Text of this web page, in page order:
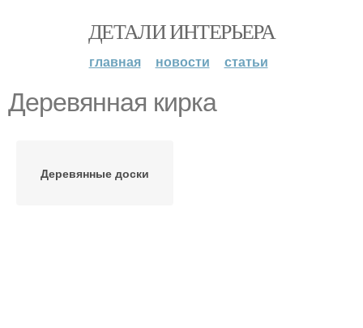
ДЕТАЛИ ИНТЕРЬЕРА
главная новости статьи
Деревянная кирка
Деревянные доски